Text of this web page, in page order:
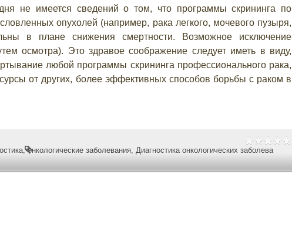
не имеется сведений о том, что программы скрининга по
опухолей (например, рака легкого, мочевого пузыря,
в плане снижения смертности. Возможное исключение
осмотра). Это здравое соображение следует иметь в виду,
любой программы скрининга профессионального рака,
от других, более эффективных способов борьбы с раком в
,онкологические заболевания, Диагностика онкологических заболева